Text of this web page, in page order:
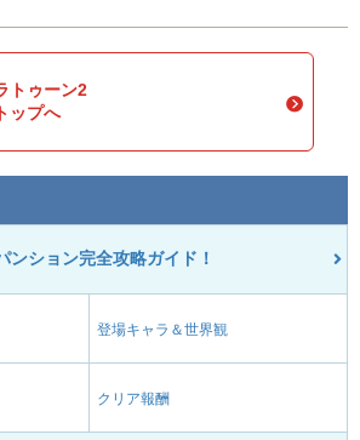
トゥーン2
ップへ
ンション完全攻略ガイド！
登場キャラ＆世界観
クリア報酬